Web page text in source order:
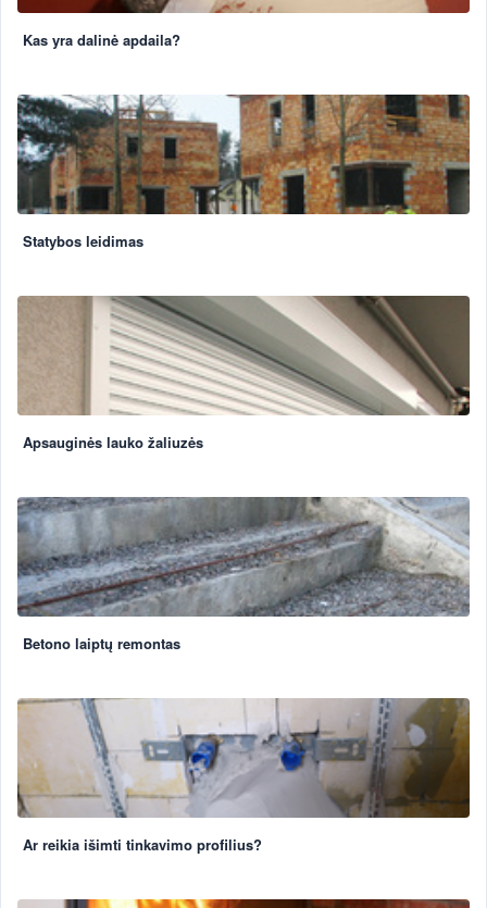
Kas yra dalinė apdaila?
Statybos leidimas
Apsauginės lauko žaliuzės
Betono laiptų remontas
Ar reikia išimti tinkavimo profilius?